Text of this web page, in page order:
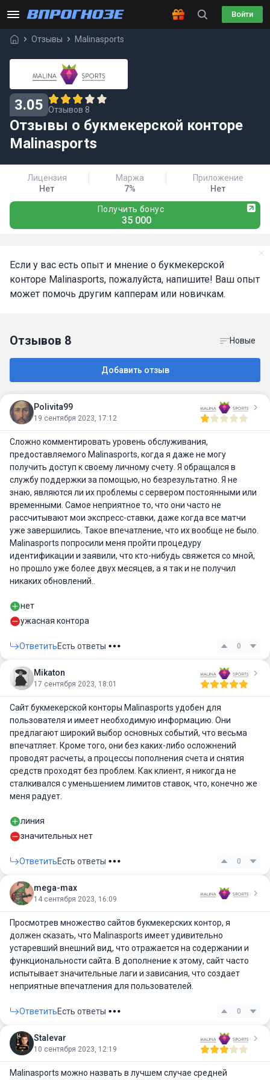
Войти
Отзывы Malinasports
3.05 Отзывов 8
Отзывы о букмекерской конторе
Malinasports
Получить бонус
35 000
Лицензия
Нет
Маржа
7%
Приложение
Нет
Если у вас есть опыт и мнение о букмекерской
конторе Malinasports, пожалуйста, напишите! Ваш опыт
может помочь другим капперам или новичкам.
Отзывов 8 Новые
Добавить отзыв
Polivita99
19 сентября 2023, 17:12
Сложно комментировать уровень обслуживания,
предоставляемого Malinasports, когда я даже не могу
получить доступ к своему личному счету. Я обращался в
службу поддержки за помощью, но безрезультатно. Я не
знаю, являются ли их проблемы с сервером постоянными или
временными. Самое неприятное то, что они часто не
рассчитывают мои экспресс-ставки, даже когда все матчи
уже завершились. Такое впечатление, что их вообще не было.
Malinasports попросили меня пройти процедуру
идентификации и заявили, что кто-нибудь свяжется со мной,
но прошло уже более двух месяцев, а я так и не получил
никаких обновлений..
нет
ужасная контора
ОтветитьЕсть ответы 0
Mikaton
17 сентября 2023, 18:01
Сайт букмекерской конторы Malinasports удобен для
пользователя и имеет необходимую информацию. Они
предлагают широкий выбор основных событий, что весьма
впечатляет. Кроме того, они без каких-либо осложнений
проводят расчеты, а процессы пополнения счета и снятия
средств проходят без проблем. Как клиент, я никогда не
сталкивался с уменьшением лимитов ставок, что, конечно же
меня радует.
линия
значительных нет
ОтветитьЕсть ответы 0
mega-max
14 сентября 2023, 16:09
Просмотрев множество сайтов букмекерских контор, я
должен сказать, что Malinasports имеет удивительно
устаревший внешний вид, что отражается на содержании и
функциональности сайта. В дополнение к этому, сайт часто
испытывает значительные лаги и зависания, что создает
неприятные впечатления для пользователей.
ОтветитьЕсть ответы 0
Stalevar
10 сентября 2023, 12:19
Malinasports можно назвать в лучшем случае средней